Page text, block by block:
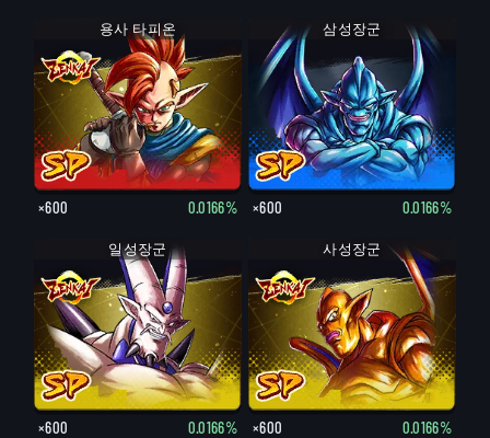
용사 타피온
×600 0.0166%
삼성장군
×600 0.0166%
일성장군
×600 0.0166%
사성장군
×600 0.0166%